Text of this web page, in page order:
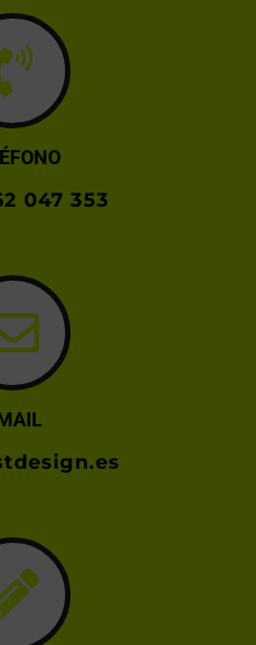
047 353